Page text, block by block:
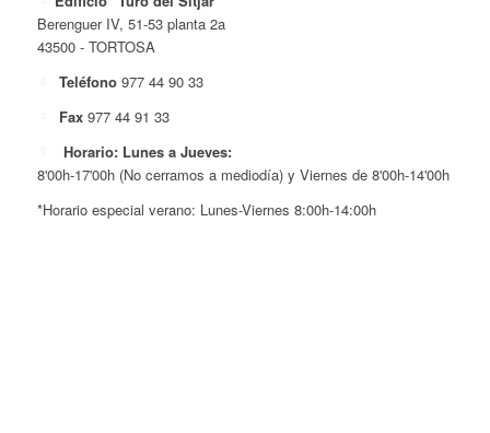
Berenguer IV, 51-53 planta 2a
43500 - TORTOSA
Teléfono 977 44 90 33
Fax 977 44 91 33
Horario: Lunes a Jueves:
8'00h-17'00h (No cerramos a mediodía) y Viernes de 8'00h-14'00h
*Horario especial verano: Lunes-Viernes 8:00h-14:00h